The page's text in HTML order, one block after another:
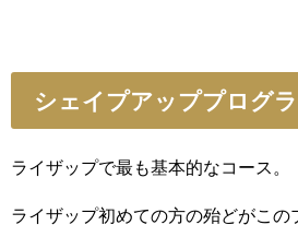
シェイプアッププログ
ライザップで最も基本的なコース。
ライザップ初めての方の殆どがこの